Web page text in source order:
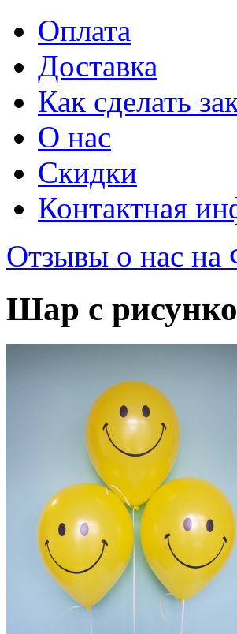
Оплата
Доставка
Как сделать
О нас
Скидки
Контактная
Отзывы о нас на
Шар с